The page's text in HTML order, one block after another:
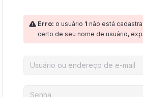
Erro: o usuário 1 não está
certo de seu nome de usuário,